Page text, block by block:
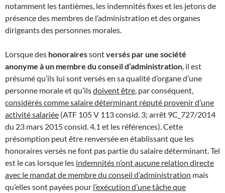
notamment les tantièmes, les indemnités fixes et les jetons de
présence des membres de l’administration et des organes
dirigeants des personnes morales.
Lorsque des honorairessontversés par une société
anonyme à un membre du conseil d’administration , il est
présumé qu’ils lui sont versés en sa qualité d’organe d’une
personne morale et qu’ilsdoivent être , par conséquent,
considérés comme salaire déterminant réputé provenir d’une
activité salariée (ATF 105 V 113 consid. 3; arrêt 9C_727/2014
du 23 mars 2015 consid. 4.1 et les références). Cette
présomption peut être renversée en établissant que les
honoraires versés ne font pas partie du salaire déterminant. Tel
est le cas lorsque les indemnités n’ont aucune relation directe
avec le mandat de membre du conseil d’administration mais
qu’elles sont payées pour l’exécution d’une tâche que